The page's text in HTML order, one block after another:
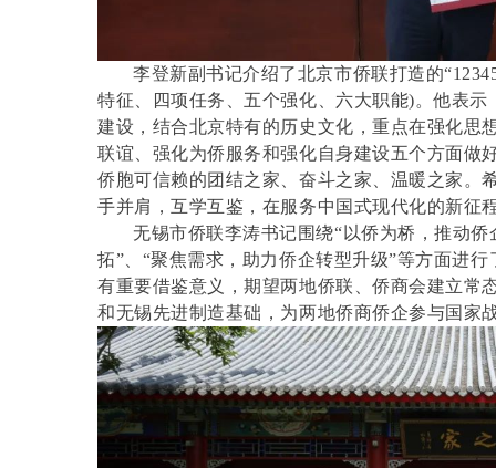
李登新副书记介绍了北京市侨联打造的
特征、四项任务、五个强化、六大职能)。他表
建设，结合北京特有的历史文化，重点在强化思
联谊、强化为侨服务和强化自身建设五个方面做
侨胞可信赖的团结之家、奋斗之家、温暖之家。
手并肩，互学互鉴，在服务中国式现代化的新征
无锡市侨联李涛书记围绕“以侨为桥，推动
拓”、“聚焦需求，助力侨企转型升级”等方面进
有重要借鉴意义，期望两地侨联、侨商会建立常
和无锡先进制造基础，为两地侨商侨企参与国家